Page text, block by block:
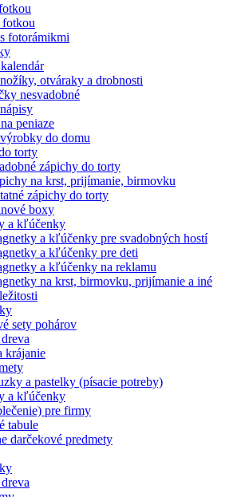
fotkou
fotorámikmi
otváraky a drobnosti
nesvadobné
peniaze
do domu
torty
zápichy do torty
na krst, prijímanie, birmovku
zápichy do torty
boxy
a kľúčenky
a kľúčenky pre svadobných hostí
a kľúčenky pre deti
a kľúčenky na reklamu
na krst, birmovku, prijímanie a iné
sety pohárov
krájanie
a pastelky (písacie potreby)
a kľúčenky
pre firmy
tabule
darčekové predmety